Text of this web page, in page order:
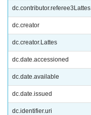
dc.contributor.referee3Lattes
dc.creator
dc.creator.Lattes
dc.date.accessioned
dc.date.available
dc.date.issued
dc.identifier.uri